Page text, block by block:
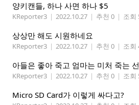
양키캔들, 하나 사면 하나 $5
KReporter3 | 2022.10.27 | 추천 0 | 조회
상상만 해도 시원하네요
KReporter3 | 2022.10.27 | 추천 0 | 조회
아들은 좋아 죽고 엄마는 미처 죽는
KReporter3 | 2022.10.27 | 추천 0 | 조회
Micro SD Card가 이렇게 싸다고?